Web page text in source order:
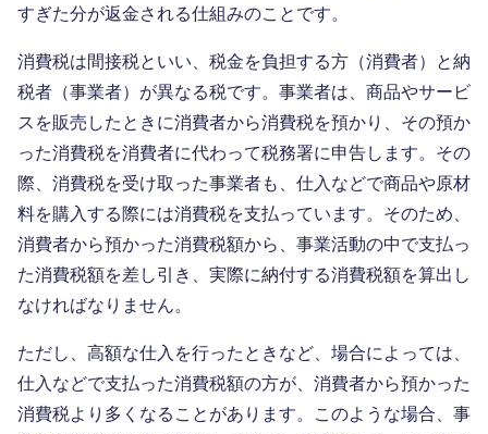
すぎた分が返金される仕組みのことです。
消費税は間接税といい、税金を負担する方（消費者）と納
税者（事業者）が異なる税です。事業者は、商品やサービ
スを販売したときに消費者から消費税を預かり、その預か
った消費税を消費者に代わって税務署に申告します。その
際、消費税を受け取った事業者も、仕入などで商品や原材
料を購入する際には消費税を支払っています。そのため、
消費者から預かった消費税額から、事業活動の中で支払っ
た消費税額を差し引き、実際に納付する消費税額を算出し
なければなりません。
ただし、高額な仕入を行ったときなど、場合によっては、
仕入などで支払った消費税額の方が、消費者から預かった
消費税より多くなることがあります。このような場合、事